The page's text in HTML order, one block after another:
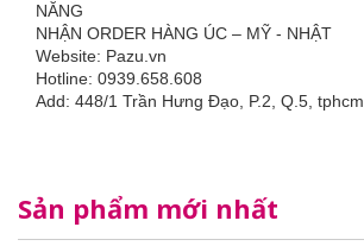
NĂNG
NHẬN ORDER HÀNG ÚC – MỸ - NHẬT
Website: Pazu.vn
Hotline: 0939.658.608
Add: 448/1 Trần Hưng Đạo, P.2, Q.5, tphcm
Sản phẩm mới nhất